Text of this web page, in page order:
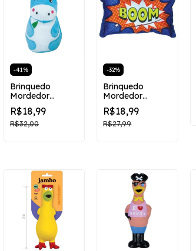
-41%
Brinquedo
Mordedor
pelúcia preguiça
R$18,99
R$32,00
-32%
Brinquedo
Mordedor
Pelúcia Bag
Boom Azul
R$18,99
R$27,99